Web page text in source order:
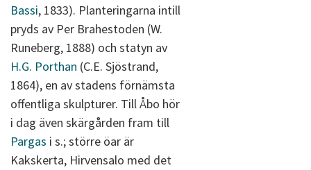
Bassi, 1833). Planteringarna intill
pryds av Per Brahestoden (W.
Runeberg, 1888) och statyn av
H.G. Porthan (C.E. Sjöstrand,
1864), en av stadens förnämsta
offentliga skulpturer. Till Åbo hör
i dag även skärgården fram till
Pargas i s.; större öar är
Kakskerta, Hirvensalo med det